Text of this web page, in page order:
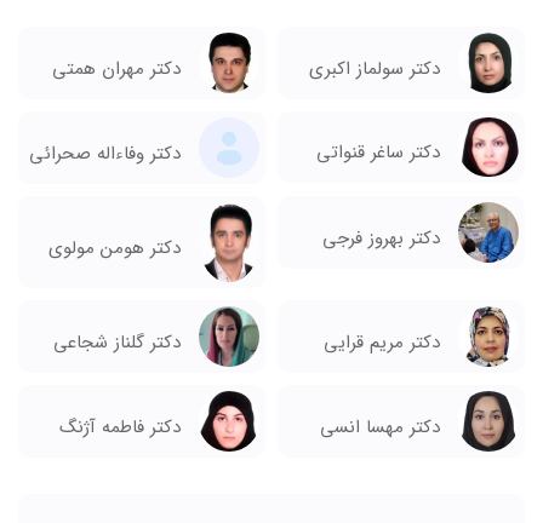
دکتر سولماز اکبری دکتر مهران همتی
دکتر ساغر قنواتی دکتر وفاءاله صحرائی
دکتر بهروز فرجی دکتر هومن مولوی
دکتر مریم قرایی دکتر گلناز شجاعی
دکتر مهسا انسی دکتر فاطمه آژنگ